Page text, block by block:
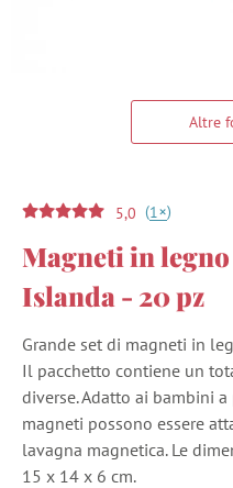
Altre
5,0 (1+)
Magneti in
Islanda - 20 pz
Grande set di magneti in
Il pacchetto contiene un
diverse. Adatto ai bambini
magneti possono essere
lavagna magnetica. Le
15 x 14 x 6 cm.